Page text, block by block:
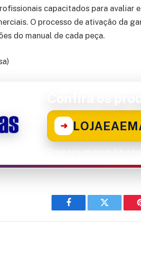
capacitados para avaliar
O processo de ativação da
do manual de cada peça.
➜
Facebook Twitter